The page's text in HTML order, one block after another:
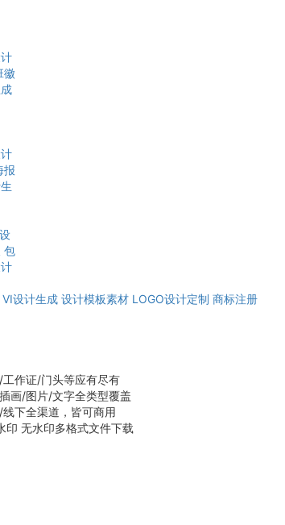
徽
报
包
VI设计生成 设计模板素材 LOGO设计定制 商标注册
工作证/门头等应有尽有
插画/图片/文字全类型覆盖
下全渠道，皆可商用
印 无水印多格式文件下载